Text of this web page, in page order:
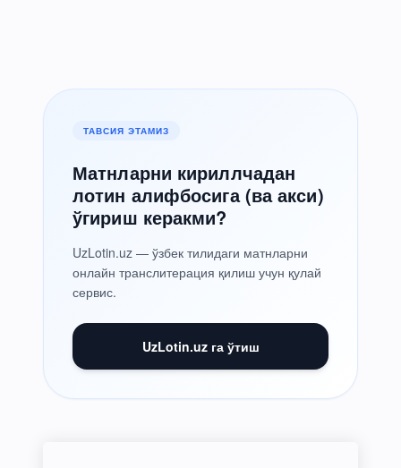
ТАВСИЯ ЭТАМИЗ
Матнларни кириллчадан
лотин алифбосига (ва акси)
ўгириш керакми?
UzLotin.uz — ўзбек тилидаги матнларни
онлайн транслитерация қилиш учун қулай
сервис.
UzLotin.uz га ўтиш